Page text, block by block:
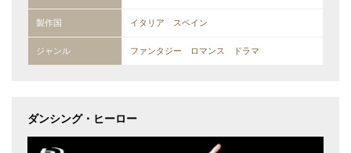
製作国 イタリア スペイン
ジャンル ファンタジー ロマンス ドラマ
ダンシング・ヒーロー